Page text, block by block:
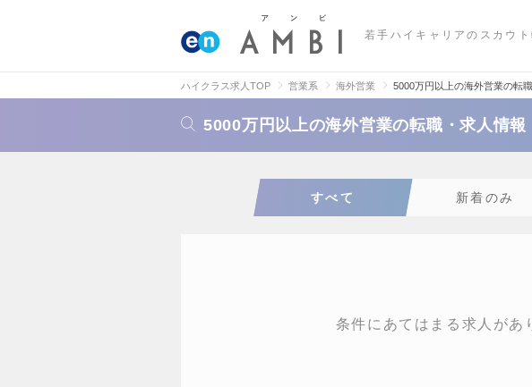
若手ハイキャリアのスカウト
ハイクラス求人TOP 営業系 海外営業 5000万円以上の海外営業の転
5000万円以上の海外営業の転職・求人情報
すべて 新着のみ
条件にあてはまる求人があ